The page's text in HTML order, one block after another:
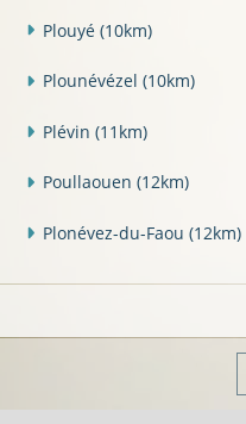
Plouyé (10km)
Plounévézel (10km)
Plévin (11km)
Poullaouen (12km)
Plonévez-du-Faou (12km)